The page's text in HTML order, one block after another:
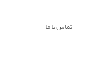
تماس با ما